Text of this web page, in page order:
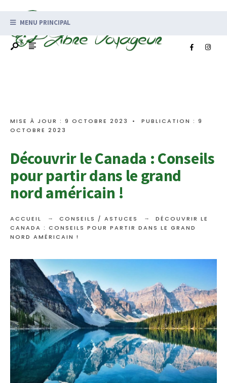
MENU PRINCIPAL
MISE À JOUR : 9 OCTOBRE 2023 •
PUBLICATION : 9
OCTOBRE 2023
Découvrir le Canada : Conseils
pour partir dans le grand
nord américain !
ACCUEIL CONSEILS / ASTUCES
DÉCOUVRIR LE
CANADA : CONSEILS POUR PARTIR DANS LE GRAND
NORD AMÉRICAIN !